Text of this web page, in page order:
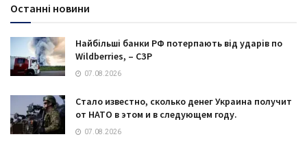
Останні новини
Найбільші банки РФ потерпають від ударів по
Wildberries, – СЗР
07.08.2026
Стало известно, сколько денег Украина получит
от НАТО в этом и в следующем году.
07.08.2026